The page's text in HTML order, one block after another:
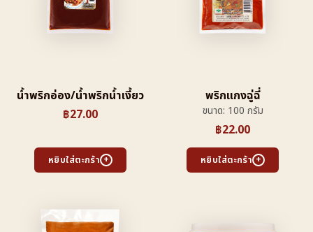
น้ำพริกอ่อง/น้ำพริกน้ำเงี้ยว
฿27.00
หยิบใส่ตะกร้า
พริกแกงฉู่ฉี่
ขนาด: 100 กรัม
฿22.00
หยิบใส่ตะกร้า